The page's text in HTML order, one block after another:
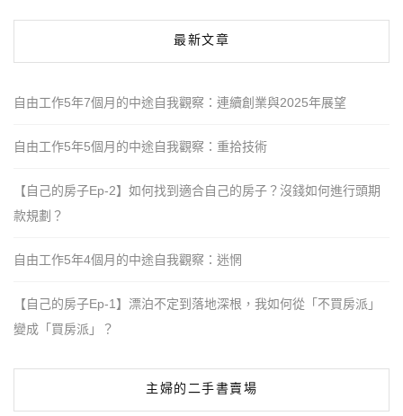
最新文章
自由工作5年7個月的中途自我觀察：連續創業與2025年展望
自由工作5年5個月的中途自我觀察：重拾技術
【自己的房子Ep-2】如何找到適合自己的房子？沒錢如何進行頭期
款規劃？
自由工作5年4個月的中途自我觀察：迷惘
【自己的房子Ep-1】漂泊不定到落地深根，我如何從「不買房派」
變成「買房派」？
主婦的二手書賣場